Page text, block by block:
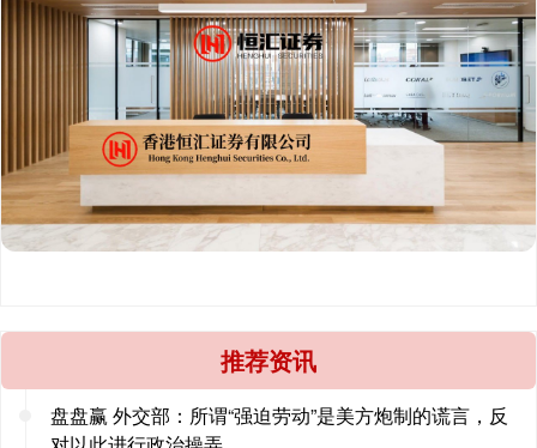
推荐资讯
盘盘赢 外交部：所谓“强迫劳动”是美方炮制的谎言，反